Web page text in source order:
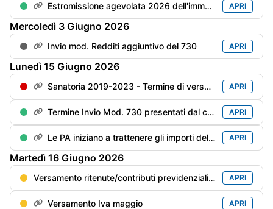
Estromissione agevolata 2026 dell'immobile strumentale dell'imprenditore individuale - Termine adempimenti contabili APRI
Mercoledì 3 Giugno 2026
Invio mod. Redditi aggiuntivo del 730 APRI
Lunedì 15 Giugno 2026
Sanatoria 2019-2023 - Termine di versamento della 4° rata APRI
Termine Invio Mod. 730 presentati dal contribuente entro il 31/05 APRI
Le PA iniziano a trattenere gli importi delle cartelle inevase prima di pagare i compensi professionali APRI
Martedì 16 Giugno 2026
Versamento ritenute/contributi previdenziali del mese di maggio APRI
Versamento Iva maggio APRI